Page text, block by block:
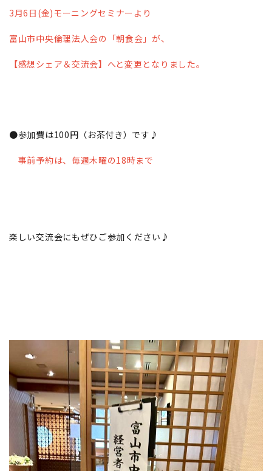
3月6日(金)モーニングセミナーより
富山市中央倫理法人会の「朝食会」が、
【感想シェア＆交流会】へと変更となりました。
●参加費は100円（お茶付き）です♪
事前予約は、毎週木曜の18時まで
楽しい交流会にもぜひご参加ください♪